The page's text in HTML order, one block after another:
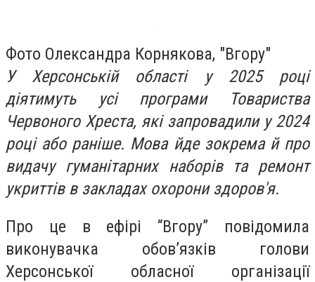
Фото Олександра Корнякова, "Вгору"
У Херсонській області у 2025 році
діятимуть усі програми Товариства
Червоного Хреста, які запровадили у 2024
році або раніше. Мова йде зокрема й про
видачу гуманітарних наборів та ремонт
укриттів в закладах охорони здоров'я.
Про це в ефірі “Вгору” повідомила
виконувачка обов’язків голови
Херсонської обласної організації